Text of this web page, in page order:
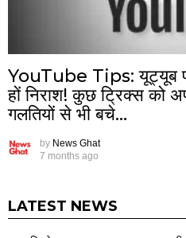
YouTube Tips: यूट्यूब
हों निराश! कुछ ट्रिक्स को
गलतियों से भी बचे…
by News Ghat
7 months ago
LATEST NEWS